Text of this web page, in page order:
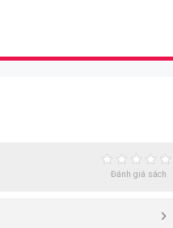
Đánh giá sách